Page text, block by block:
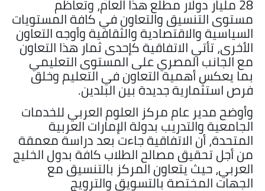
مستوى التنسيق والتعاون في كافة المستويات
السياسية والاقتصادية والثقافية وأوجه التعاون
الأخرى، تأتي الاتفاقية كإحدى ثمار هذا التعاون
مع الجانب المصري على المستوى التعليمي
بما يعكس أهمية التعاون في التعليم وخلق
فرص استثمارية جديدة بين البلدين.
وأوضح مدير عام مركز العلوم العربي للخدمات
الجامعية والتدريب بدولة الإمارات العربية
المتحدة، أن الاتفاقية جاءت بعد دراسة معمقة
من أجل تحقيق مصالح الطلاب كافة بدول الخليج
العربي، حيث يتعاون المركز بالتنسيق مع
الجهات المختصة بالتسويق والترويج